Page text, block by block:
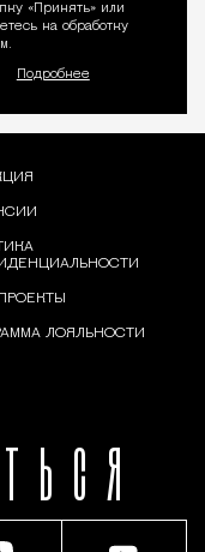
«Принять» или
на обработку
Подробнее
ЛОЯЛЬНОСТИ